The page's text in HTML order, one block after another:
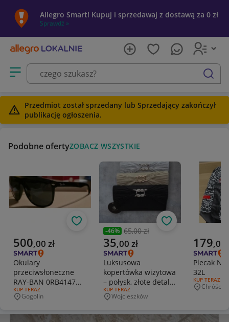
Allegro Smart! Kupuj i sprzedawaj z dostawą za 0 zł
Sprawdź »
Otwórz menu z kategoriami
szukaj
Przedmiot został sprzedany lub Sprzedający zakończył
publikację ogłoszenia.
Podobne ofertyZOBACZ WSZYSTKIE
Aktualna cena
500,00 zł
Okulary
przeciwsłoneczne
RAY-BAN 0RB4147
601/87 ESSE
RODZAJ OFERTY:
KUP TERAZ
Miejscowość
Gogolin
Obserwuj
Poprzednia cena
-46% 65,00 zł
Aktualna cena
35,00 zł
Luksusowa
kopertówka wizytowa
– połysk, złote detale
| czarna
RODZAJ OFERTY:
KUP TERAZ
Miejscowość
Wojcieszków
Obserwuj
Aktualna
179,00
Plecak
32L
RODZAJ
KUP TERAZ
Chróścice